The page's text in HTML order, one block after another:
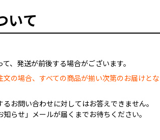
いて
、発送が前後する場合がございます。
文の場合、すべての商品が揃い次第のお届けと
るお問い合わせに対してはお答えできません。
知らせ」メールが届くまでお待ちください。